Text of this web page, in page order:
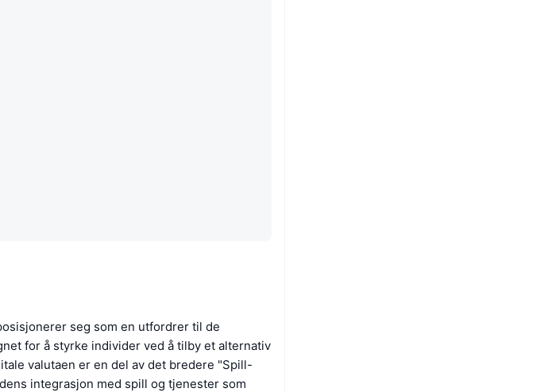
seg som en utfordrer til de
for å styrke individer ved å tilby et alternativ
valutaen er en del av det bredere "Spill-
integrasjon med spill og tjenester som